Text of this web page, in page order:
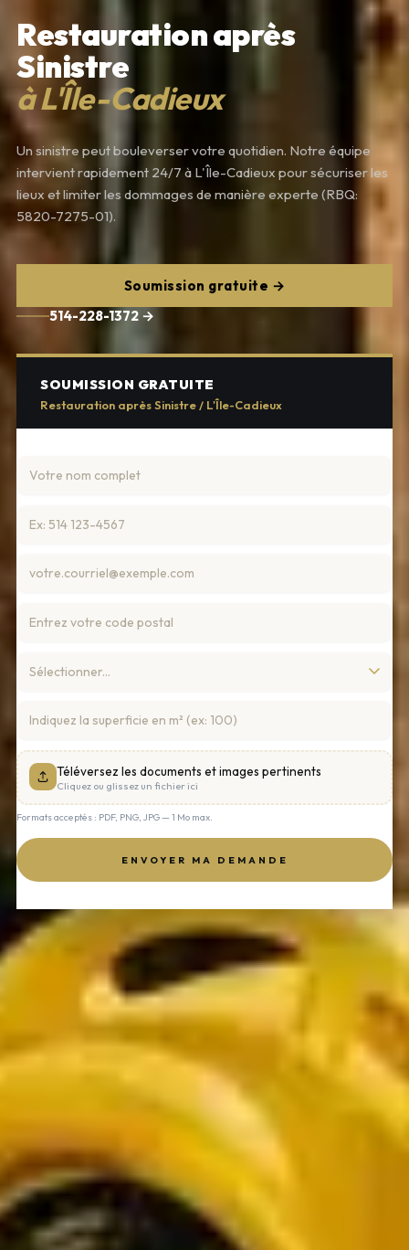
Restauration après
Sinistre
à L'Île-Cadieux
Un sinistre peut bouleverser votre quotidien. Notre équipe
intervient rapidement 24/7 à L'Île-Cadieux pour sécuriser les
lieux et limiter les dommages de manière experte (RBQ:
5820-7275-01).
Soumission gratuite →
514-228-1372 →
SOUMISSION GRATUITE
Restauration après Sinistre / L'Île-Cadieux
Téléversez les documents et images pertinents
Cliquez ou glissez un fichier ici
Formats acceptés : PDF, PNG, JPG — 1 Mo max.
ENVOYER MA DEMANDE